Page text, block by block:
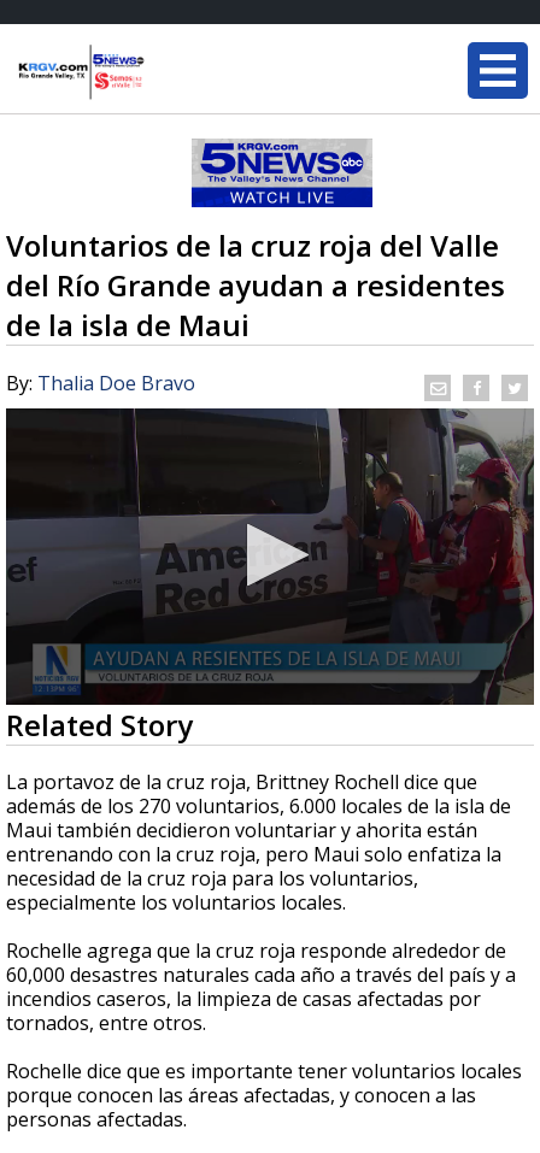
Voluntarios de la cruz roja del Valle
del Río Grande ayudan a residentes
de la isla de Maui
By: Thalia Doe Bravo
0
seconds
of
1
minute,
54
seconds
Related Story
La portavoz de la cruz roja, Brittney Rochell dice que
además de los 270 voluntarios, 6.000 locales de la isla de
Maui también decidieron voluntariar y ahorita están
entrenando con la cruz roja, pero Maui solo enfatiza la
necesidad de la cruz roja para los voluntarios,
especialmente los voluntarios locales.
Rochelle agrega que la cruz roja responde alrededor de
60,000 desastres naturales cada año a través del país y a
incendios caseros, la limpieza de casas afectadas por
tornados, entre otros.
Rochelle dice que es importante tener voluntarios locales
porque conocen las áreas afectadas, y conocen a las
personas afectadas.